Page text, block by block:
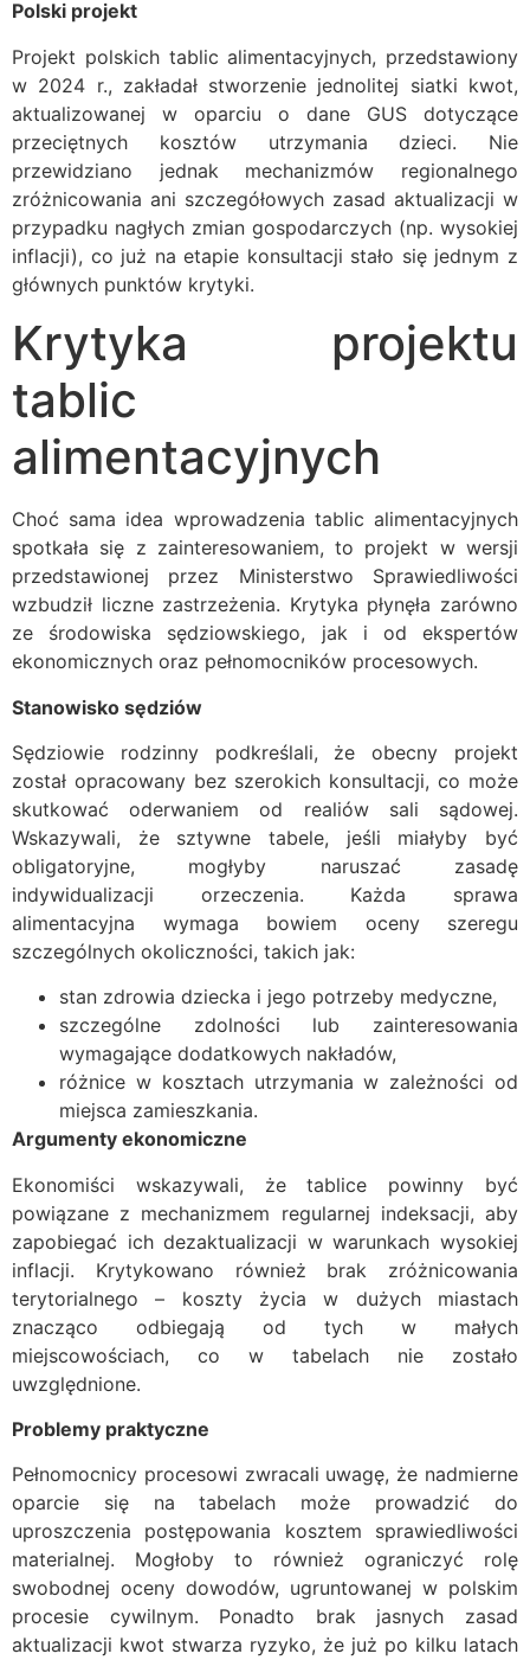
Polski projekt
Projekt polskich tablic alimentacyjnych, przedstawiony
w 2024 r., zakładał stworzenie jednolitej siatki kwot,
aktualizowanej w oparciu o dane GUS dotyczące
przeciętnych kosztów utrzymania dzieci. Nie
przewidziano jednak mechanizmów regionalnego
zróżnicowania ani szczegółowych zasad aktualizacji w
przypadku nagłych zmian gospodarczych (np. wysokiej
inflacji), co już na etapie konsultacji stało się jednym z
głównych punktów krytyki.
Krytyka projektu
tablic
alimentacyjnych
Choć sama idea wprowadzenia tablic alimentacyjnych
spotkała się z zainteresowaniem, to projekt w wersji
przedstawionej przez Ministerstwo Sprawiedliwości
wzbudził liczne zastrzeżenia. Krytyka płynęła zarówno
ze środowiska sędziowskiego, jak i od ekspertów
ekonomicznych oraz pełnomocników procesowych.
Stanowisko sędziów
Sędziowie rodzinny podkreślali, że obecny projekt
został opracowany bez szerokich konsultacji, co może
skutkować oderwaniem od realiów sali sądowej.
Wskazywali, że sztywne tabele, jeśli miałyby być
obligatoryjne, mogłyby naruszać zasadę
indywidualizacji orzeczenia. Każda sprawa
alimentacyjna wymaga bowiem oceny szeregu
szczególnych okoliczności, takich jak:
stan zdrowia dziecka i jego potrzeby medyczne,
szczególne zdolności lub zainteresowania
wymagające dodatkowych nakładów,
różnice w kosztach utrzymania w zależności od
miejsca zamieszkania.
Argumenty ekonomiczne
Ekonomiści wskazywali, że tablice powinny być
powiązane z mechanizmem regularnej indeksacji, aby
zapobiegać ich dezaktualizacji w warunkach wysokiej
inflacji. Krytykowano również brak zróżnicowania
terytorialnego – koszty życia w dużych miastach
znacząco odbiegają od tych w małych
miejscowościach, co w tabelach nie zostało
uwzględnione.
Problemy praktyczne
Pełnomocnicy procesowi zwracali uwagę, że nadmierne
oparcie się na tabelach może prowadzić do
uproszczenia postępowania kosztem sprawiedliwości
materialnej. Mogłoby to również ograniczyć rolę
swobodnej oceny dowodów, ugruntowanej w polskim
procesie cywilnym. Ponadto brak jasnych zasad
aktualizacji kwot stwarza ryzyko, że już po kilku latach